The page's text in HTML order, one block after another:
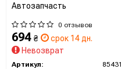
Автозапчасть
0 отзывов
694 ₴
срок 14 дн.
Невозврат
Артикул: